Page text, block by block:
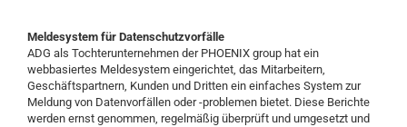
Meldesystem für Datenschutzvorfälle
ADG als Tochterunternehmen der PHOENIX group hat ein
webbasiertes Meldesystem eingerichtet, das Mitarbeitern,
Geschäftspartnern, Kunden und Dritten ein einfaches System zur
Meldung von Datenvorfällen oder -problemen bietet. Diese Berichte
werden ernst genommen, regelmäßig überprüft und umgesetzt und